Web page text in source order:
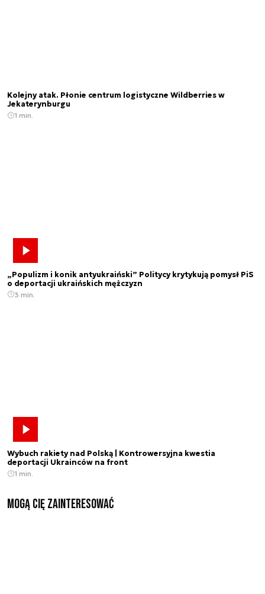
Kolejny atak. Płonie centrum logistyczne Wildberries w
Jekaterynburgu
1 min.
„Populizm i konik antyukraiński” Politycy krytykują pomysł PiS
o deportacji ukraińskich mężczyzn
3 min.
Wybuch rakiety nad Polską | Kontrowersyjna kwestia
deportacji Ukrainców na front
1 min.
Mogą Cię zainteresować